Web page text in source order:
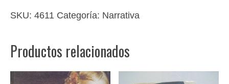
SKU: 4611 Categoría: Narrativa
Productos relacionados